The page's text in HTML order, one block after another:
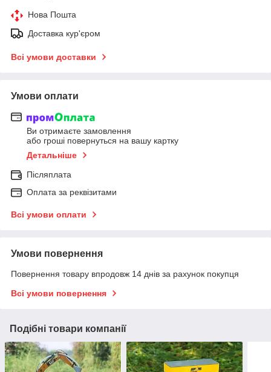
Нова Пошта
Доставка кур'єром
Всі умови доставки
Умови оплати
Ви отримаєте замовлення
або гроші повернуться на вашу картку
Детальніше
Післяплата
Оплата за реквізитами
Всі умови оплати
Умови повернення
Повернення товару впродовж 14 днів за рахунок покупця
Всі умови повернення
Подібні товари компанії